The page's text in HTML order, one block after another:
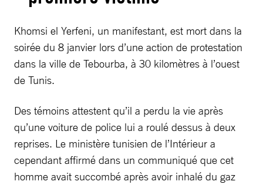
Khomsi el Yerfeni, un manifestant, est mort dans la
soirée du 8 janvier lors d’une action de protestation
dans la ville de Tebourba, à 30 kilomètres à l’ouest
de Tunis.
Des témoins attestent qu’il a perdu la vie après
qu’une voiture de police lui a roulé dessus à deux
reprises. Le ministère tunisien de l’Intérieur a
cependant affirmé dans un communiqué que cet
homme avait succombé après avoir inhalé du gaz